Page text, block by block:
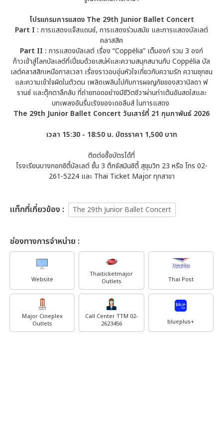
โปรแกรมการแสดง The 29th Junior Ballet Concert
Part I : การแสดงแจ๊สแดนซ์, การแสดงร่วมสมัย และการแสดงบัลเลต์
คลาสสิค
Part II : การแสดงบัลเลต์ เรื่อง “Coppélia” เต็มองก์ รวม 3 องก์
ก้าวเข้าสู่โลกบัลเลต์ที่เปี่ยมด้วยเสน่ห์และความสนุกสนานกับ Coppélia บัล
เลต์คลาสสิกเหนือกาลเวลา เรื่องราวอบอุ่นหัวใจเกี่ยวกับความรัก ความซุกซน
และความเข้าใจผิดในตัวตน เพลิดเพลินไปกับการผจญภัยของสวานิลดา ฟ
รานซ์ และตุ๊กตาลึกลับ ที่ถ่ายทอดอย่างมีชีวิตชีวาผ่านท่าเต้นอันสดใสและ
บทเพลงอันรื่นเริงของเดอลีบส์ ในการแสดง
The 29th Junior Ballet Concert วันเสาร์ที่ 21 กุมภาพันธ์ 2026
เวลา 15:30 - 18:50 น. บัตรราคา 1,500 บาท
ติดต่อซื้อบัตรได้ที่
โรงเรียนบางกอกซิตี้บัลเลต์ ชั้น 3 ตึกจัสมินซิตี้ สุขุมวิท 23 หรือ โทร 02-
261-5224 และ Thai Ticket Major ทุกสาขา
เเท็กที่เกี่ยวข้อง : The 29th Junior Ballet Concert
ช่องทางการจำหน่าย :
Website
Thaiticketmajor
Outlets
Thai Post
Major Cineplex
Outlets
Call Center TTM 02-
2623456
blueplus+